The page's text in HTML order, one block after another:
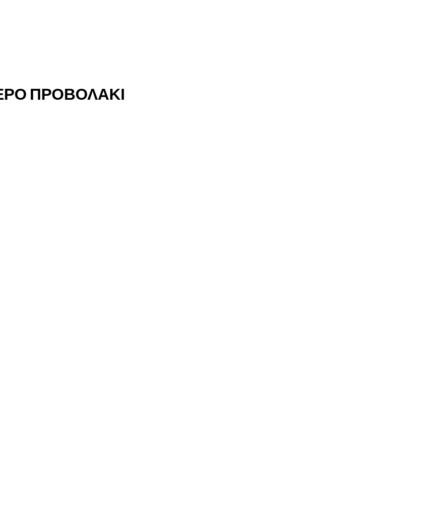
ΠΡΟΒΟΛΑΚΙ